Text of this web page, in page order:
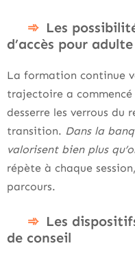
Les
d’accès pour adulte
La formation continue
trajectoire a
desserre les verrous du
transition. Dans la
valorisent bien plus
répète à chaque
parcours.
Les
de conseil